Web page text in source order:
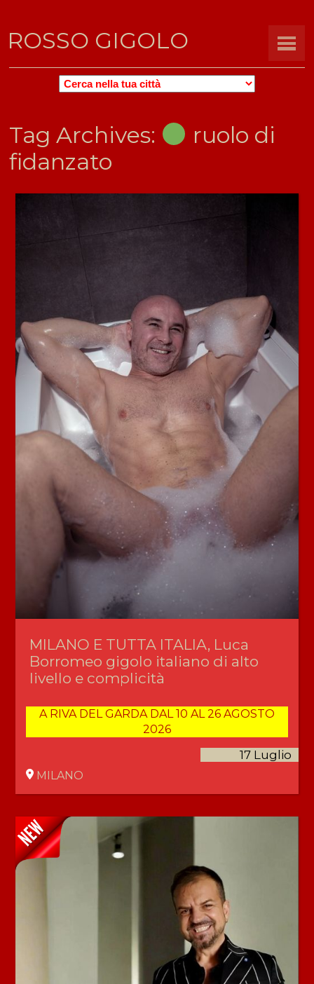
ROSSO GIGOLO
ROSSO
PER
CITTÀ
Tag Archives:
ruolo di
fidanzato
MILANO E TUTTA ITALIA, Luca
Borromeo gigolo italiano di alto
livello e complicità
A RIVA DEL GARDA DAL 10 AL 26 AGOSTO
2026
17 Luglio
MILANO